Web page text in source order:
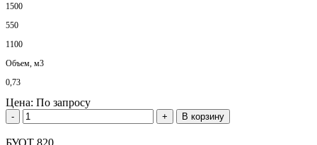
1500
550
1100
Объем, м3
0,73
Цена: По запросу
- + В корзину
БУОТ 820